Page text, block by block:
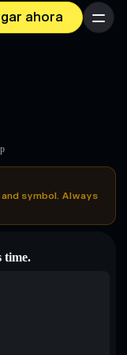
ahora Menú
symbol. Always
time.